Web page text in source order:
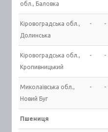
обл., Баловка
Кіровоградська обл.,
Долинська
- -
Кіровоградська обл.,
Кропивницький
- -
Миколаївська обл.,
Новий Буг
- -
Пшениця